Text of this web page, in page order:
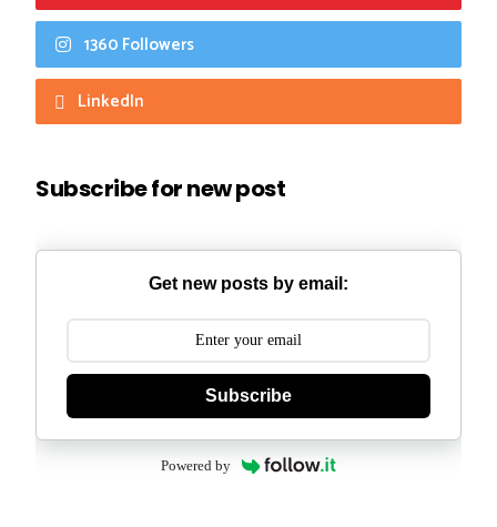
1360 Followers
LinkedIn
Subscribe for new post
Get new posts by email:
Subscribe
Powered by